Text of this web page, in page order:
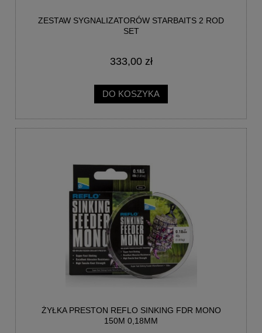
ZESTAW SYGNALIZATORÓW STARBAITS 2 ROD
SET
333,00 zł
DO KOSZYKA
ŻYŁKA PRESTON REFLO SINKING FDR MONO
150M 0,18MM